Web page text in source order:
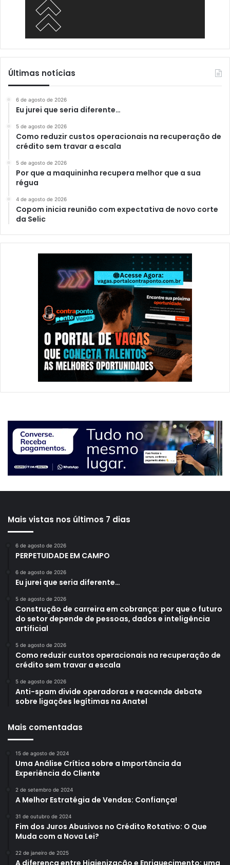
Últimas notícias
6 de agosto de 2026
Eu jurei que seria diferente…
5 de agosto de 2026
Como reduzir custos operacionais na recuperação de
crédito sem travar a escala
5 de agosto de 2026
Por que a maquininha recupera melhor que a sua
régua
4 de agosto de 2026
Copom inicia reunião com expectativa de novo corte
da Selic
Mais vistas nos últimos 7 dias
6 de agosto de 2026
PERPETUIDADE EM CAMPO
6 de agosto de 2026
Eu jurei que seria diferente…
5 de agosto de 2026
Construção de carreira em cobrança: por que o futuro
do setor depende de pessoas, dados e inteligência
artificial
5 de agosto de 2026
Como reduzir custos operacionais na recuperação de
crédito sem travar a escala
5 de agosto de 2026
Anti-spam divide operadoras e reacende debate
sobre ligações legítimas na Anatel
Mais comentadas
15 de agosto de 2024
Uma Análise Crítica sobre a Importância da
Experiência do Cliente
2 de setembro de 2024
A Melhor Estratégia de Vendas: Confiança!
31 de outubro de 2024
Fim dos Juros Abusivos no Crédito Rotativo: O Que
Muda com a Nova Lei?
22 de janeiro de 2025